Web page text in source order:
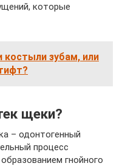
которые
костыли зубам, или
щеки?
– одонтогенный
процесс
гнойного